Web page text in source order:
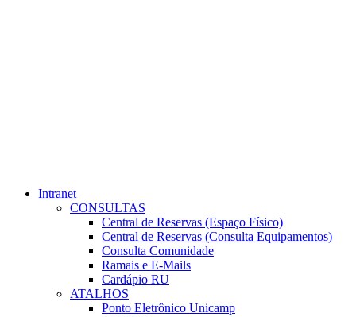
Intranet
CONSULTAS
Central de Reservas (Espaço Físico)
Central de Reservas (Consulta Equipamentos)
Consulta Comunidade
Ramais e E-Mails
Cardápio RU
ATALHOS
Ponto Eletrônico Unicamp